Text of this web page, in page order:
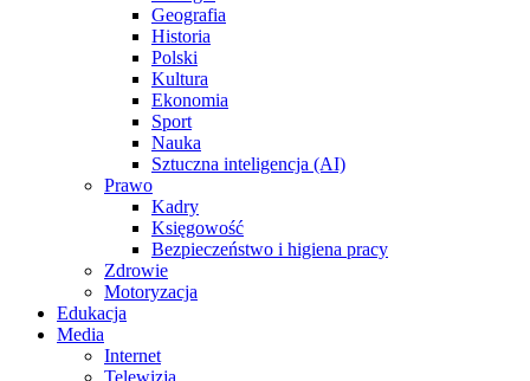
Geografia
Historia
Polski
Kultura
Ekonomia
Sport
Nauka
Sztuczna inteligencja (AI)
Prawo
Kadry
Księgowość
Bezpieczeństwo i higiena pracy
Zdrowie
Motoryzacja
Edukacja
Media
Internet
Telewizja